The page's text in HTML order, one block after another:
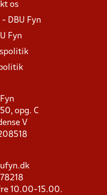
os
DBU Fyn
Fyn
opg. C
V
10.00-15.00.